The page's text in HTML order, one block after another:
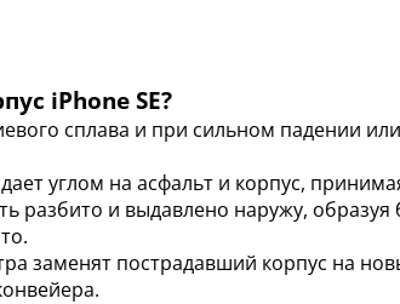
iPhone SE?
сплава и при сильном падении
углом на асфальт и корпус,
разбито и выдавлено наружу,
заменят пострадавший корпус на